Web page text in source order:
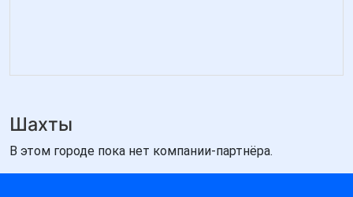
Шахты
В этом городе пока нет компании-партнёра.